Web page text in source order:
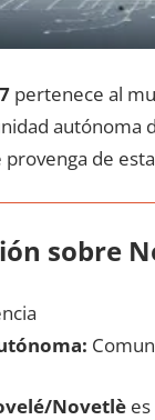
pertenece al
autónoma
dе
sobre
Novetlèes